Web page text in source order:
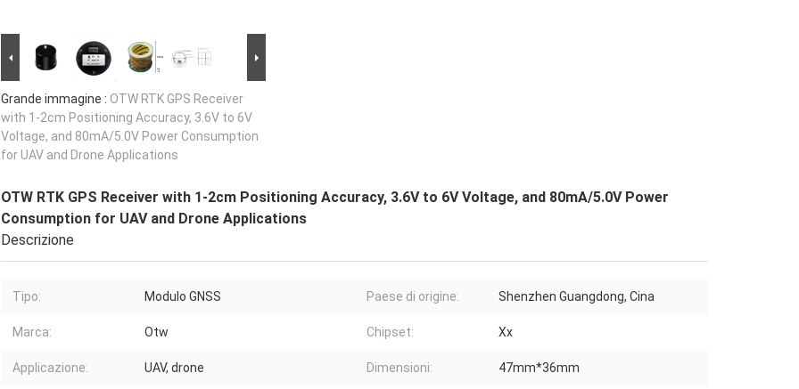
Grande immagine : OTW RTK GPS Receiver
with 1-2cm Positioning Accuracy, 3.6V to 6V
Voltage, and 80mA/5.0V Power Consumption
for UAV and Drone Applications
OTW RTK GPS Receiver with 1-2cm Positioning Accuracy, 3.6V to 6V Voltage, and 80mA/5.0V Power
Consumption for UAV and Drone Applications
Descrizione
Tipo: Modulo GNSS Paese di origine: Shenzhen Guangdong, Cina
Marca: Otw Chipset: Xx
Applicazione: UAV, drone Dimensioni: 47mm*36mm